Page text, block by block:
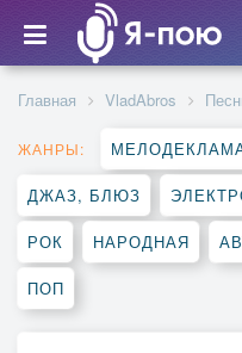
Главная VladAbros
ЖАНРЫ:
ДЖАЗ, БЛЮЗ
РОК НАРОДНАЯ
ПОП